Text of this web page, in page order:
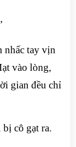
nhấc tay vịn
vào lòng,
gian đều chỉ
cô gạt ra.